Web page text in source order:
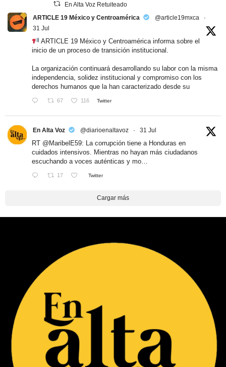
En Alta Voz Retuiteado
ARTICLE 19 México y Centroamérica
@article19mxca
·
31 Jul
ARTICLE 19 México y Centroamérica informa sobre el
inicio de un proceso de transición institucional.
La organización continuará desarrollando su labor con la misma
independencia, solidez institucional y compromiso con los
derechos humanos que la han caracterizado desde su
67 116 Twitter
En Alta Voz @diarioenaltavoz · 31 Jul
RT @MaribelE59: La corrupción tiene a Honduras en
cuidados intensivos. Mientras no hayan más ciudadanos
escuchando a voces auténticas y mo…
17 Twitter
Cargar más